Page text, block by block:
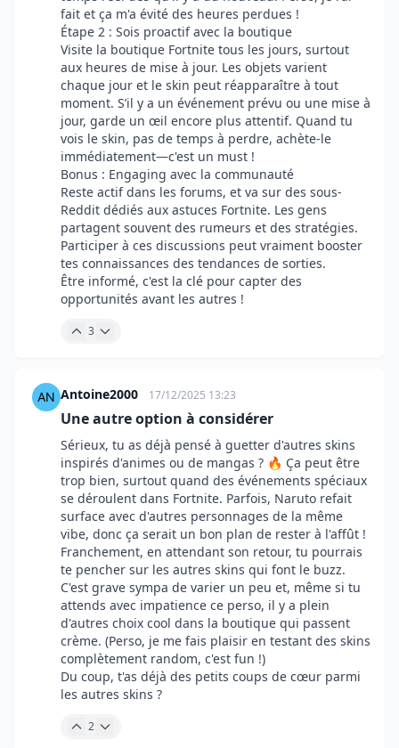
fait et ça m'a évité des heures perdues !
Étape 2 : Sois proactif avec la boutique
Visite la boutique Fortnite tous les jours, surtout
aux heures de mise à jour. Les objets varient
chaque jour et le skin peut réapparaître à tout
moment. S’il y a un événement prévu ou une mise à
jour, garde un œil encore plus attentif. Quand tu
vois le skin, pas de temps à perdre, achète-le
immédiatement—c'est un must !
Bonus : Engaging avec la communauté
Reste actif dans les forums, et va sur des sous-
Reddit dédiés aux astuces Fortnite. Les gens
partagent souvent des rumeurs et des stratégies.
Participer à ces discussions peut vraiment booster
tes connaissances des tendances de sorties.
Être informé, c'est la clé pour capter des
opportunités avant les autres !
3
Antoine2000 17/12/2025 13:23
Une autre option à considérer
Sérieux, tu as déjà pensé à guetter d'autres skins
inspirés d'animes ou de mangas ? 🔥 Ça peut être
trop bien, surtout quand des événements spéciaux
se déroulent dans Fortnite. Parfois, Naruto refait
surface avec d'autres personnages de la même
vibe, donc ça serait un bon plan de rester à l'affût !
Franchement, en attendant son retour, tu pourrais
te pencher sur les autres skins qui font le buzz.
C'est grave sympa de varier un peu et, même si tu
attends avec impatience ce perso, il y a plein
d'autres choix cool dans la boutique qui passent
crème. (Perso, je me fais plaisir en testant des skins
complètement random, c'est fun !)
Du coup, t'as déjà des petits coups de cœur parmi
les autres skins ?
2